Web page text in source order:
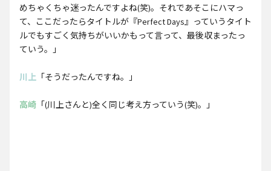
めちゃくちゃ迷ったんですよね(笑)。それであそこにハマっ
て、ここだったらタイトルが『Perfect Days』っていうタイト
ルでもすごく気持ちがいいかもって言って、最後収まったっ
ていう。」
川上 「そうだったんですね。」
高崎 「(川上さんと)全く同じ考え方っていう(笑)。」